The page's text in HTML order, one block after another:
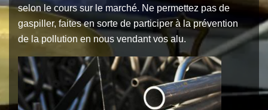
selon le cours sur le marché. Ne permettez pas de
gaspiller, faites en sorte de participer à la prévention
de la pollution en nous vendant vos alu.